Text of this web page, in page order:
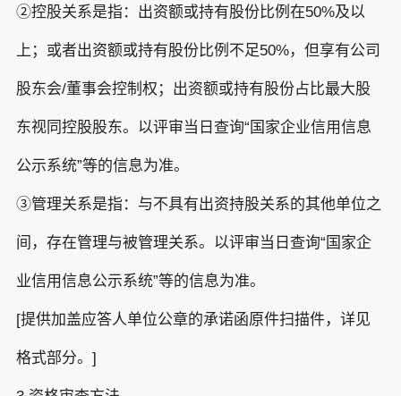
②控股关系是指：出资额或持有股份比例在50%及以
上；或者出资额或持有股份比例不足50%，但享有公司
股东会/董事会控制权；出资额或持有股份占比最大股
东视同控股股东。以评审当日查询“国家企业信用信息
公示系统”等的信息为准。
③管理关系是指：与不具有出资持股关系的其他单位之
间，存在管理与被管理关系。以评审当日查询“国家企
业信用信息公示系统”等的信息为准。
[提供加盖应答人单位公章的承诺函原件扫描件，详见
格式部分。]